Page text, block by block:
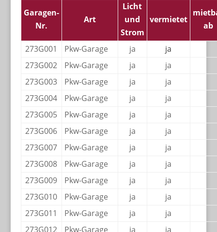
Garagen-
Nr.
Art
Licht
und
Strom
vermietet
ab
273G001 Pkw-Garage ja
ja
273G002
Pkw-Garage ja
ja
273G003
Pkw-Garage ja
ja
273G004
Pkw-Garage ja
ja
273G005
Pkw-Garage ja
ja
273G006
Pkw-Garage ja
ja
273G007
Pkw-Garage ja
ja
273G008
Pkw-Garage ja
ja
273G009
Pkw-Garage ja
ja
273G010
Pkw-Garage ja
ja
273G011
Pkw-Garage ja
ja
273G012
Pkw-Garage ja ja